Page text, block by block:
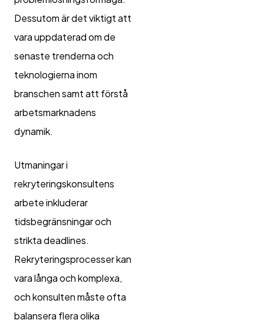
Dessutom är det viktigt att
vara uppdaterad om de
senaste trenderna och
teknologierna inom
branschen samt att förstå
arbetsmarknadens
dynamik.
Utmaningar i
rekryteringskonsultens
arbete inkluderar
tidsbegränsningar och
strikta deadlines.
Rekryteringsprocesser kan
vara långa och komplexa,
och konsulten måste ofta
balansera flera olika